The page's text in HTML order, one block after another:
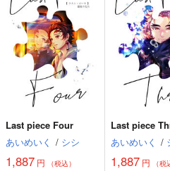
Last piece Four
あいめいく / シシ
1,887 円 （税込）
Last piece
あいめいく /
1,887 円 （税